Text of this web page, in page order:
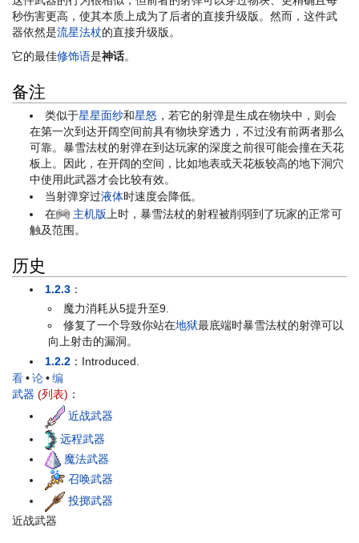
秒伤害更高，使其本质上成为了后者的直接升级版。然而，这件武
器依然是流星法杖的直接升级版。
它的最佳修饰语是神话。
备注
类似于星星面纱和星怒 ，若它的射弹是生成在物块中，则会
在第一次到达开阔空间前具有物块穿透力，不过没有前两者那么
可靠。暴雪法杖的射弹在到达玩家的深度之前很可能会撞在天花
板上。因此，在开阔的空间，比如地表或天花板较高的地下洞穴
中使用此武器才会比较有效。
当射弹穿过液体时速度会降低。
在
主机版 上时，暴雪法杖的射程被削弱到了玩家的正常可
触及范围。
历史
1.2.3 ：
魔力消耗从5提升至9.
修复了一个导致你站在地狱最底端时暴雪法杖的射弹可以
向上射击的漏洞。
1.2.2 ：Introduced.
看•论•编
武器 (列表) ：
近战武器
远程武器
魔法武器
召唤武器
投掷武器
近战武器